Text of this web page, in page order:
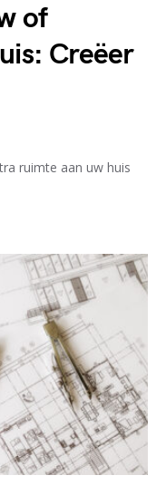
of
Creëer
ruimte aan uw huis